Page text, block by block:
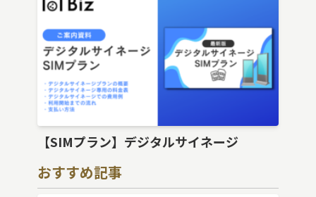
【SIMプラン】デジタルサイネージ
おすすめ記事